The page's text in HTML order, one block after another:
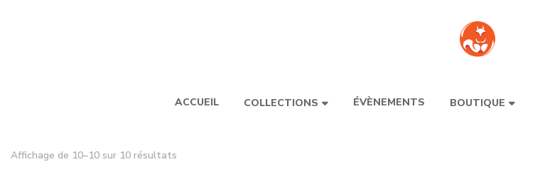
ACCUEIL COLLECTIONS ÉVÈNEMENTS BOUTIQUE
Affichage de 10–10 sur 10 résultats